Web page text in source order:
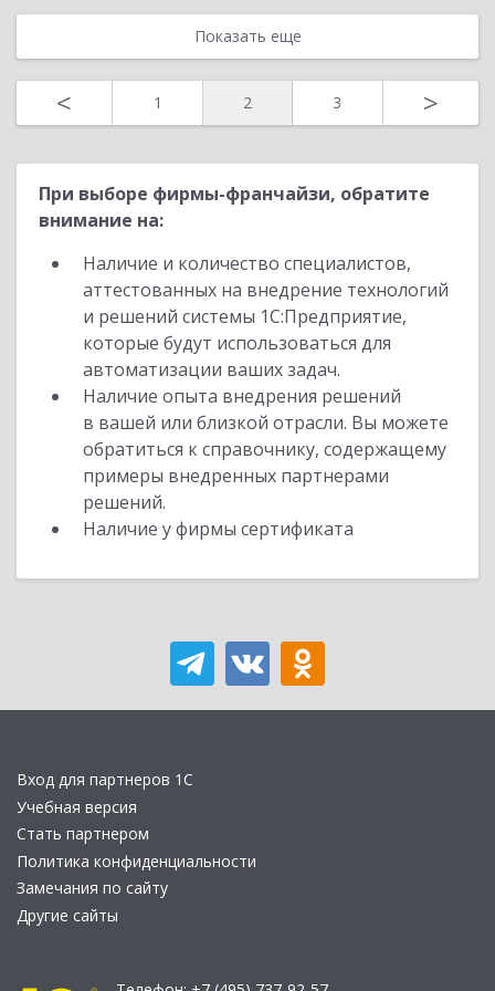
Показать еще
< 1 2 3 >
При выборе фирмы-франчайзи, обратите
внимание на:
Наличие и количество специалистов,
аттестованных на внедрение технологий
и решений системы 1С:Предприятие,
которые будут использоваться для
автоматизации ваших задач.
Наличие опыта внедрения решений
в вашей или близкой отрасли. Вы можете
обратиться к справочнику, содержащему
примеры внедренных партнерами
решений.
Наличие у фирмы сертификата
Вход для партнеров 1С
Учебная версия
Стать партнером
Политика конфиденциальности
Замечания по сайту
Другие сайты